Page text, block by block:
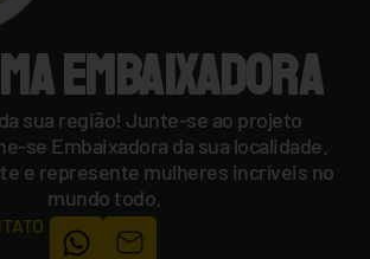
EMBAIXADORA
sua região! Junte-se ao projeto
se Embaixadora da sua localidade.
e represente mulheres incríveis no
mundo todo.